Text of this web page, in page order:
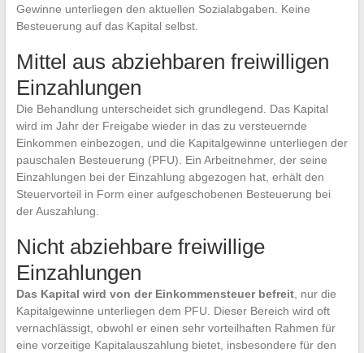
Gewinne unterliegen den aktuellen Sozialabgaben. Keine
Besteuerung auf das Kapital selbst.
Mittel aus abziehbaren freiwilligen
Einzahlungen
Die Behandlung unterscheidet sich grundlegend. Das Kapital
wird im Jahr der Freigabe wieder in das zu versteuernde
Einkommen einbezogen, und die Kapitalgewinne unterliegen der
pauschalen Besteuerung (PFU). Ein Arbeitnehmer, der seine
Einzahlungen bei der Einzahlung abgezogen hat, erhält den
Steuervorteil in Form einer aufgeschobenen Besteuerung bei
der Auszahlung.
Nicht abziehbare freiwillige
Einzahlungen
Das Kapital wird von der Einkommensteuer befreit, nur die
Kapitalgewinne unterliegen dem PFU. Dieser Bereich wird oft
vernachlässigt, obwohl er einen sehr vorteilhaften Rahmen für
eine vorzeitige Kapitalauszahlung bietet, insbesondere für den